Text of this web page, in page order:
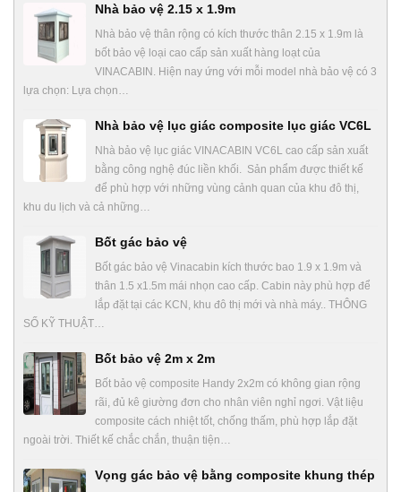
Nhà bảo vệ 2.15 x 1.9m
Nhà bảo vệ thân rộng có kích thước thân 2.15 x 1.9m là
bốt bảo vệ loại cao cấp sản xuất hàng loạt của
VINACABIN. Hiện nay ứng với mỗi model nhà bảo vệ có 3
lựa chọn: Lựa chọn…
Nhà bảo vệ lục giác composite lục giác VC6L
Nhà bảo vệ lục giác VINACABIN VC6L cao cấp sản xuất
bằng công nghệ đúc liền khối. Sản phẩm được thiết kế
để phù hợp với những vùng cảnh quan của khu đô thị,
khu du lịch và cả những…
Bốt gác bảo vệ
Bốt gác bảo vệ Vinacabin kích thước bao 1.9 x 1.9m và
thân 1.5 x1.5m mái nhọn cao cấp. Cabin này phù hợp để
lắp đặt tại các KCN, khu đô thị mới và nhà máy.. THÔNG
SỐ KỸ THUẬT…
Bốt bảo vệ 2m x 2m
Bốt bảo vệ composite Handy 2x2m có không gian rộng
rãi, đủ kê giường đơn cho nhân viên nghỉ ngơi. Vật liệu
composite cách nhiệt tốt, chống thấm, phù hợp lắp đặt
ngoài trời. Thiết kế chắc chắn, thuận tiện…
Vọng gác bảo vệ bằng composite khung thép